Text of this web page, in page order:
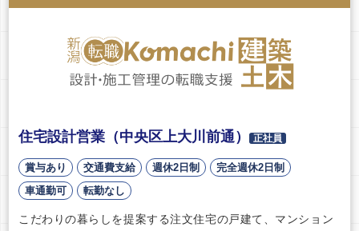
住宅設計営業（中央区上大川前通） 正社員
賞与あり 交通費支給 週休2日制
完全週休2日制
車通勤可
転勤なし
こだわりの暮らしを提案する注文住宅の戸建て、マンション